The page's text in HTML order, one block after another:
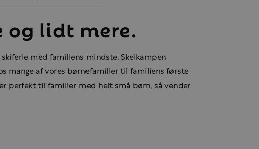
og lidt mere.
med familiens mindste. Skeikampen
mange af vores børnefamilier til familiens første
perfekt til familier med helt små børn, så vender